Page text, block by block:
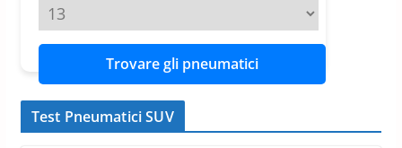
Trovare gli pneumatici
Test Pneumatici SUV